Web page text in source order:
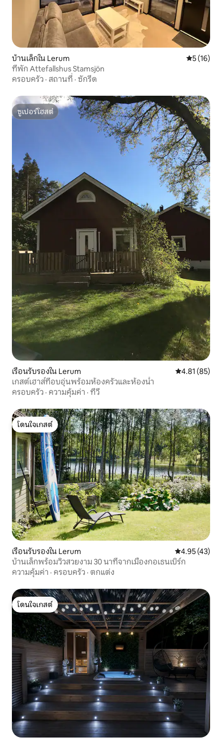
บ้านเล็กใน Lerum คะแนนเฉลี่
5 (16)
ที่พัก Attefallshus Stamsjön
ครอบครัว · สถานที่ · ซักรีด
ซูเปอร์โฮสต์
ซูเปอร์โฮสต์
เรือนรับรองใน Lerum คะแนนเฉลี่ย
4.81 (85)
เกสต์เฮาส์ที่อบอุ่นพร้อมห้องครัวและห้องน้ำ
ครอบครัว · ความคุ้มค่า · ทีวี
โดนใจเกสต์
โดนใจเกสต์
เรือนรับรองใน Lerum คะแนนเฉลี่ย
4.95 (43)
บ้านเล็กพร้อมวิวสวยงาม 30 นาทีจากเมืองกอเธนเบิร์ก
ความคุ้มค่า · ครอบครัว · ตกแต่ง
โดนใจเกสต์
โดนใจเกสต์